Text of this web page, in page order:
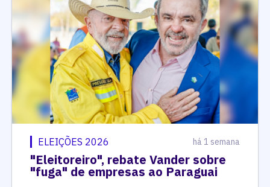
ELEIÇÕES 2026 há 1 semana
"Eleitoreiro", rebate Vander sobre
"fuga" de empresas ao Paraguai